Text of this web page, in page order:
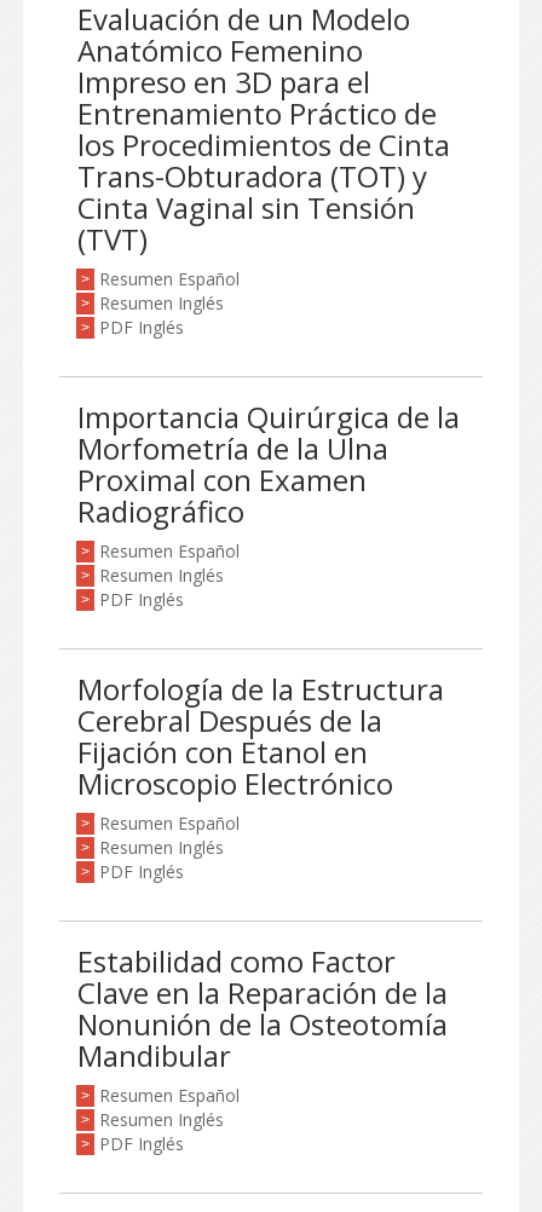
Evaluación de un Modelo
Anatómico Femenino
Impreso en 3D para el
Entrenamiento Práctico de
los Procedimientos de Cinta
Trans-Obturadora (TOT) y
Cinta Vaginal sin Tensión
(TVT)
> Resumen Español
> Resumen Inglés
> PDF Inglés
Importancia Quirúrgica de la
Morfometría de la Ulna
Proximal con Examen
Radiográfico
> Resumen Español
> Resumen Inglés
> PDF Inglés
Morfología de la Estructura
Cerebral Después de la
Fijación con Etanol en
Microscopio Electrónico
> Resumen Español
> Resumen Inglés
> PDF Inglés
Estabilidad como Factor
Clave en la Reparación de la
Nonunión de la Osteotomía
Mandibular
> Resumen Español
> Resumen Inglés
> PDF Inglés